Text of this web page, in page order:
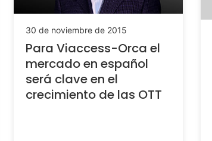
30 de noviembre de 2015
Para Viaccess-Orca el
mercado en español
será clave en el
crecimiento de las OTT